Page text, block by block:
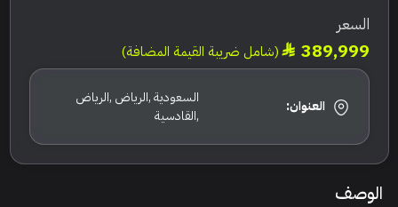
السعر
389,999 (شامل ضريبة القيمة المضافة)
العنوان:
السعودية ,الرياض ,الرياض
,القادسية
الوصف